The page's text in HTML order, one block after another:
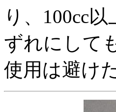
り、100cc
ずれにして
使用は避け